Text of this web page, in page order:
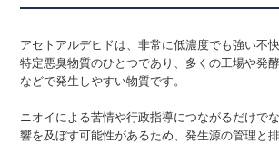
アセトアルデヒドは、非常に低濃度でも強い不
特定悪臭物質のひとつであり、多くの工場や発
などで発生しやすい物質です。
ニオイによる苦情や行政指導につながるだけで
響を及ぼす可能性があるため、発生源の管理と